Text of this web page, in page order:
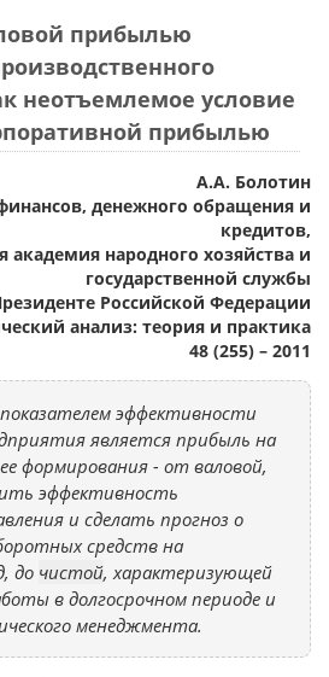
прибылью
неотъемлемое условие
прибылью
А.А. Болотин
денежного обращения и
кредитов,
академия народного хозяйства и
государственной службы
Российской Федерации
анализ: теория и практика
48 (255) – 2011
эффективности
является прибыль на
формирования - от валовой,
эффективность
и сделать прогноз о
средств на
до чистой, характеризующей
в долгосрочном периоде и
менеджмента.